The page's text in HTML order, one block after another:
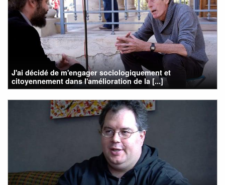
J'ai décidé de m'engager sociologiquement et
citoyennement dans l'amélioration de la [...]